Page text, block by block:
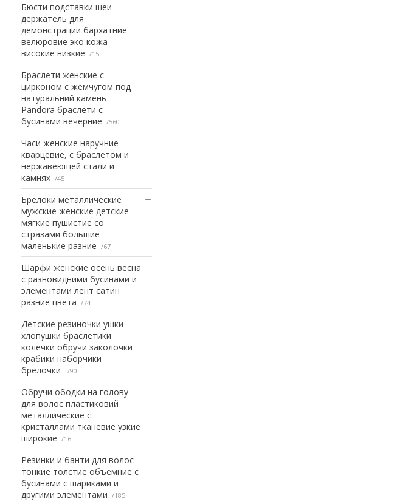
Бюсти подставки шеи
держатель для
демонстрации бархатние
велюровие эко кожа
високие низкие
15
Браслети женские с
цирконом с жемчугом под
натуральний камень
Pandora браслети с
бусинами вечерние
560
Часи женские наручние
кварцевие, с браслетом и
нержавеющей стали и
камнях
45
Брелоки металлические
мужские женские детские
мягкие пушистие со
стразами большие
маленькие разние
67
Шарфи женские осень весна
с разновидними бусинами и
элементами лент сатин
разние цвета
74
Детские резиночки ушки
хлопушки браслетики
колечки обручи заколочки
крабики наборчики
брелочки
90
Обручи ободки на голову
для волос пластиковий
металлические с
кристаллами тканевие узкие
широкие
16
Резинки и банти для волос
тонкие толстие объёмние с
бусинами с шариками и
другими элементами
185